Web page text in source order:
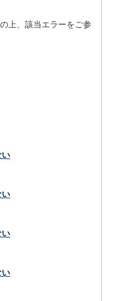
上、該当エラーをご参
い
い
い
い